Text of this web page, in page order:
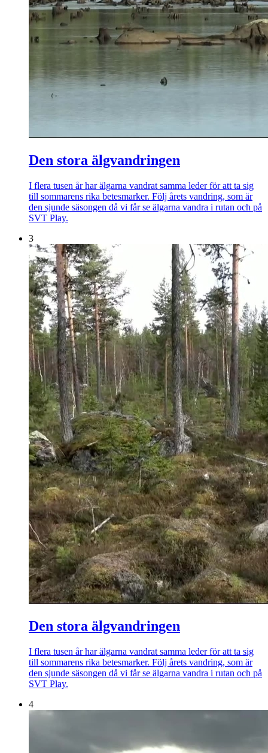
Den stora älgvandringen
I flera tusen år har älgarna vandrat samma leder för att ta sig
till sommarens rika betesmarker. Följ årets vandring, som är
den sjunde säsongen då vi får se älgarna vandra i rutan och på
SVT Play.
3
Den stora älgvandringen
I flera tusen år har älgarna vandrat samma leder för att ta sig
till sommarens rika betesmarker. Följ årets vandring, som är
den sjunde säsongen då vi får se älgarna vandra i rutan och på
SVT Play.
4